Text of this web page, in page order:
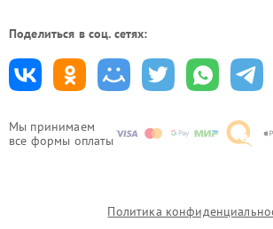
Мы принимаем
все формы оплаты
Поделиться в соц. сетях:
Политика